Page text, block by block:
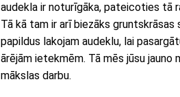
audekla ir noturīgāka, pateicoties tā
Tā kā tam ir arī biezāks
papildus lakojam audeklu, lai
ārējām ietekmēm. Tā mēs jūsu jauno
mākslas darbu.